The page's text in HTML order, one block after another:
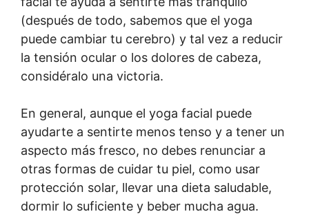
(después de todo, sabemos que el yoga
puede cambiar tu cerebro) y tal vez a reducir
la tensión ocular o los dolores de cabeza,
considéralo una victoria.
En general, aunque el yoga facial puede
ayudarte a sentirte menos tenso y a tener un
aspecto más fresco, no debes renunciar a
otras formas de cuidar tu piel, como usar
protección solar, llevar una dieta saludable,
dormir lo suficiente y beber mucha agua.